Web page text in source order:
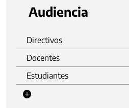
Audiencia
Directivos
Docentes
Estudiantes